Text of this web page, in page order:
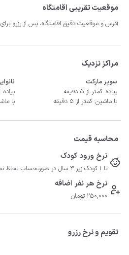
- سیستم سرمایشی کولر گازی و گرمایشی بخاری
موقعیت تقریبی اقامتگاه
آدرس و موقعیت دقیق اقامتگاه، پس از رزرو
مراکز نزدیک
سوپر مارکت
پیاده: کمتر از 5 دقیقه
با ماشین: کمتر از 5 دقیقه
پیاده:
با
محاسبه قیمت
نرخ ورود کودک
تا 1 کودک زیر 3 سال در صورتحساب لحاظ نمی گردد
نرخ هر نفر اضافه
250,000 تومان
تقویم و نرخ رزرو